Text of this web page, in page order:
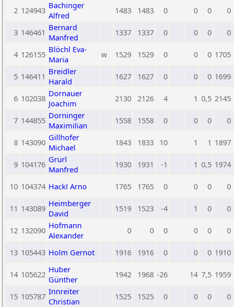
2 124943 Bachinger
Alfred
1483 1483 0 0 0 0
3 146461 Bernard
Manfred
1337 1337 0 0 0 0
4 126155 Blöchl Eva-
Maria
w 1529 1529 0 0 0 1705
5 146411 Breidler
Harald
1627 1627 0 0 0 1699
6 102038 Dornauer
Joachim
2130 2126 4 1 0,5 2145
7 144855 Dorninger
Maximilian
1558 1558 0 0 0 0
8 143090 Gillhofer
Michael
1843 1833 10 1 1 1897
9 104176 Grurl
Manfred
1930 1931 -1 1 0,5 1974
10 104374 Hackl Arno 1765 1765 0 0 0 0
11 143089 Heimberger
David
1519 1523 -4 1 0 0
12 132090 Hofmann
Alexander
0 0 0 0 0 0
13 105443 Holm Gernot 1916 1916 0 0 0 1910
14 105622 Huber
Günther
1942 1968 -26 14 7,5 1959
15 105787 Innreiter
Christian
1525 1525 0 0 0 0